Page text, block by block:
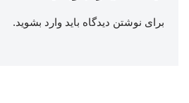
برای نوشتن دیدگاه باید وارد بشوید.